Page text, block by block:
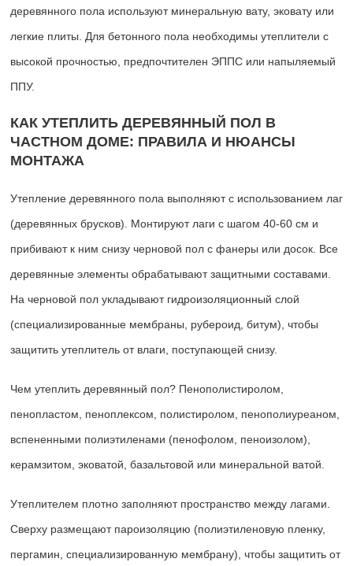
деревянного пола используют минеральную вату, эковату или
легкие плиты. Для бетонного пола необходимы утеплители с
высокой прочностью, предпочтителен ЭППС или напыляемый
ППУ.
КАК УТЕПЛИТЬ ДЕРЕВЯННЫЙ ПОЛ В
ЧАСТНОМ ДОМЕ: ПРАВИЛА И НЮАНСЫ
МОНТАЖА
Утепление деревянного пола выполняют с использованием лаг
(деревянных брусков). Монтируют лаги с шагом 40-60 см и
прибивают к ним снизу черновой пол с фанеры или досок. Все
деревянные элементы обрабатывают защитными составами.
На черновой пол укладывают гидроизоляционный слой
(специализированные мембраны, рубероид, битум), чтобы
защитить утеплитель от влаги, поступающей снизу.
Чем утеплить деревянный пол? Пенополистиролом,
пенопластом, пеноплексом, полистиролом, пенополиуреаном,
вспененными полиэтиленами (пенофолом, пеноизолом),
керамзитом, эковатой, базальтовой или минеральной ватой.
Утеплителем плотно заполняют пространство между лагами.
Сверху размещают пароизоляцию (полиэтиленовую пленку,
пергамин, специализированную мембрану), чтобы защитить от